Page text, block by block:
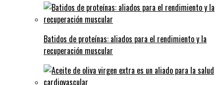
Batidos de proteínas: aliados para el rendimiento y la
recuperación muscular